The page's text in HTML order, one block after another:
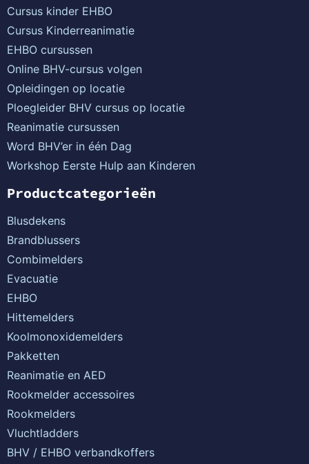
Cursus kinder EHBO
Cursus Kinderreanimatie
EHBO cursussen
Online BHV-cursus volgen
Opleidingen op locatie
Ploegleider BHV cursus op locatie
Reanimatie cursussen
Word BHV’er in één Dag
Workshop Eerste Hulp aan Kinderen
Productcategorieën
Blusdekens
Brandblussers
Combimelders
Evacuatie
EHBO
Hittemelders
Koolmonoxidemelders
Pakketten
Reanimatie en AED
Rookmelder accessoires
Rookmelders
Vluchtladders
BHV / EHBO verbandkoffers